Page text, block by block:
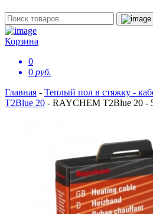
Корзина
0
0 руб.
Главная - Теплый пол в стяжку -
T2Blue 20 - RAYCHEM T2Blue 20 -